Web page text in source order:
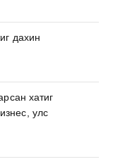
дахин
хатиг
улс